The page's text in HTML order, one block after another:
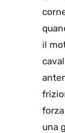
il
una